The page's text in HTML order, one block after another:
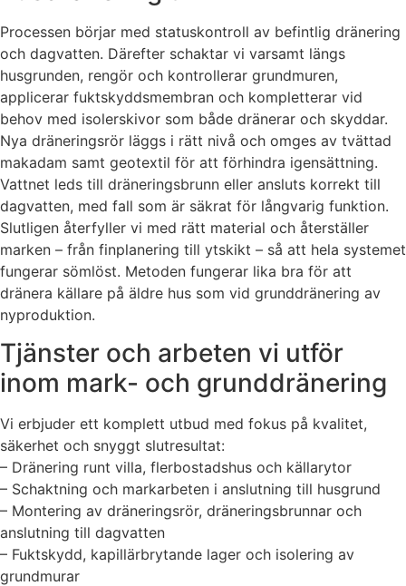
Processen börjar med statuskontroll av befintlig dränering
och dagvatten. Därefter schaktar vi varsamt längs
husgrunden, rengör och kontrollerar grundmuren,
applicerar fuktskyddsmembran och kompletterar vid
behov med isolerskivor som både dränerar och skyddar.
Nya dräneringsrör läggs i rätt nivå och omges av tvättad
makadam samt geotextil för att förhindra igensättning.
Vattnet leds till dräneringsbrunn eller ansluts korrekt till
dagvatten, med fall som är säkrat för långvarig funktion.
Slutligen återfyller vi med rätt material och återställer
marken – från finplanering till ytskikt – så att hela systemet
fungerar sömlöst. Metoden fungerar lika bra för att
dränera källare på äldre hus som vid grunddränering av
nyproduktion.
Tjänster och arbeten vi utför
inom mark- och grunddränering
Vi erbjuder ett komplett utbud med fokus på kvalitet,
säkerhet och snyggt slutresultat:
– Dränering runt villa, flerbostadshus och källarytor
– Schaktning och markarbeten i anslutning till husgrund
– Montering av dräneringsrör, dräneringsbrunnar och
anslutning till dagvatten
– Fuktskydd, kapillärbrytande lager och isolering av
grundmurar